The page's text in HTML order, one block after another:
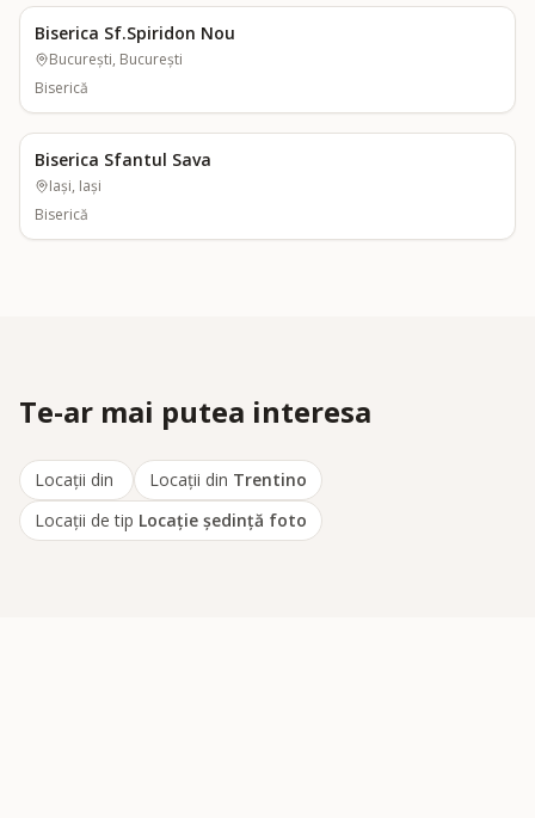
Biserica Sf.Spiridon Nou
București, București
Biserică
Biserica Sfantul Sava
Iași, Iași
Biserică
Te-ar mai putea interesa
Locații din Locații din Trentino
Locații de tip Locaţie şedinţă foto